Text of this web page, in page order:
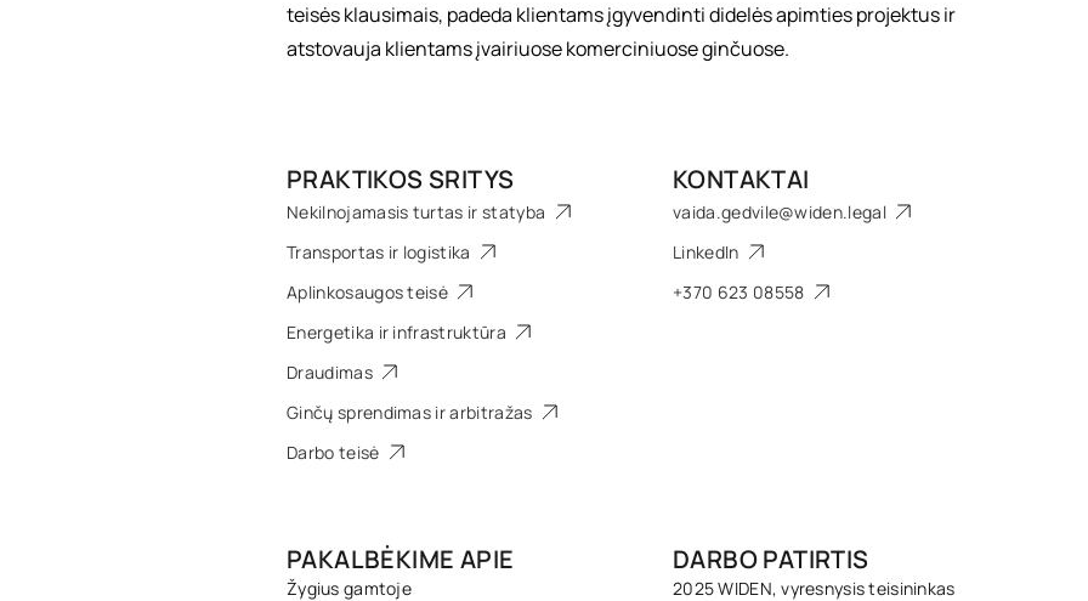
teisės klausimais, padeda klientams įgyvendinti didelės apimties projektus ir
atstovauja klientams įvairiuose komerciniuose ginčuose.
PRAKTIKOS SRITYS
Nekilnojamasis turtas ir statyba
Transportas ir logistika
Aplinkosaugos teisė
Energetika ir infrastruktūra
Draudimas
Ginčų sprendimas ir arbitražas
Darbo teisė
KONTAKTAI
vaida.gedvile@widen.legal
LinkedIn
+370 623 08558
PAKALBĖKIME APIE
Žygius gamtoje
DARBO PATIRTIS
2025 WIDEN, vyresnysis teisininkas